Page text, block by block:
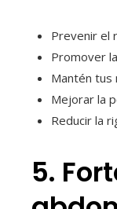
Prevenir el
Promover
Mantén tus
Mejorar la
Reducir la
5.